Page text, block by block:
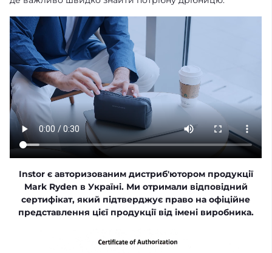
Instor є авторизованим дистриб'ютором продукції
Mark Ryden в Україні. Ми отримали відповідний
сертифікат, який підтверджує право на офіційне
представлення цієї продукції від імені виробника.